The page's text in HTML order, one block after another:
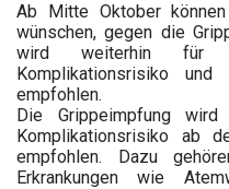
Ab Mitte Oktober
wünschen, gegen die
wird weiterhin für
Komplikationsrisiko
empfohlen.
Die Grippeimpfung
Komplikationsrisiko ab
empfohlen. Dazu
Erkrankungen wie